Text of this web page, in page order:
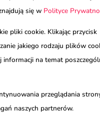
się w Polityce
pliki cookie. Klikając przycisk
jakiego rodzaju plików
informacji na temat
przeglądania
naszych partnerów.